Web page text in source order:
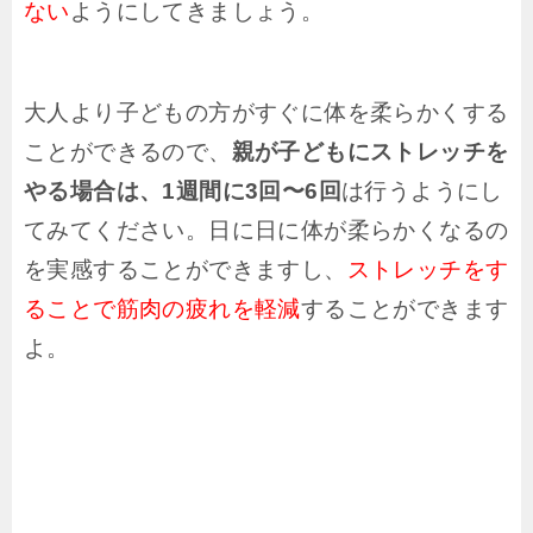
ないようにしてきましょう。
大人より子どもの方がすぐに体を柔らかくする
ことができるので、 親が子どもにストレッチを
やる場合は、1週間に3回〜6回は行うようにし
てみてください。日に日に体が柔らかくなるの
を実感することができますし、
ストレッチをす
ることで筋肉の疲れを軽減することができます
よ。